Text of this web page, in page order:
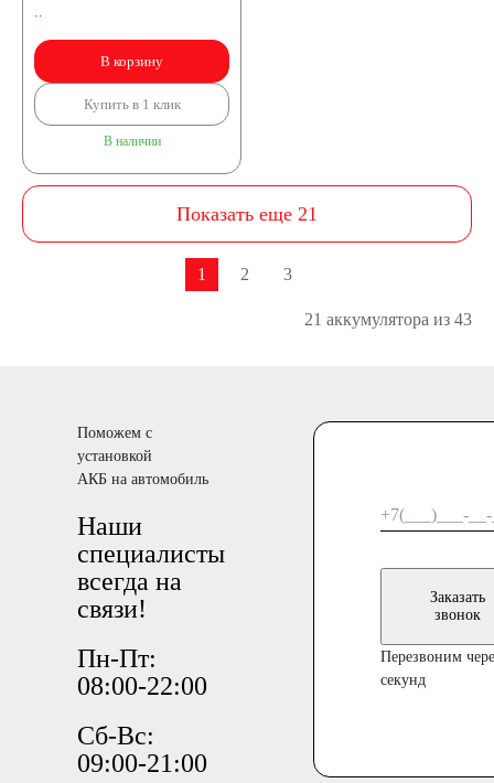
..
В корзину
Купить в 1 клик
В наличии
Показать еще 21
1 2 3
21 аккумулятора из 43
Поможем с
установкой
АКБ на автомобиль
Наши
специалисты
всегда на
связи!
Пн-Пт:
08:00-22:00
Сб-Вс:
09:00-21:00
Заказать
звонок
Перезвоним
секунд